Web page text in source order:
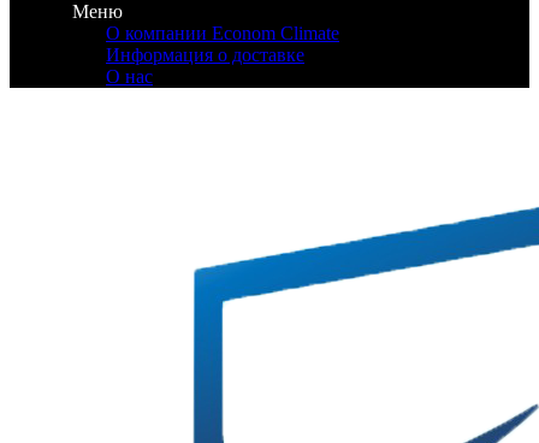
Меню
О компании Econom Climate
Информация о доставке
О нас